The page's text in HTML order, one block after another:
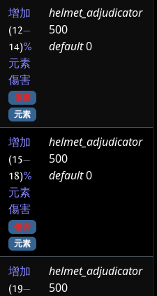
增加
(12—
14)%
元素
傷害
傷害
元素
helmet_adjudicator
500
default0
增加
(15—
18)%
元素
傷害
傷害
元素
helmet_adjudicator
500
default0
增加
(19—
helmet_adjudicator
500